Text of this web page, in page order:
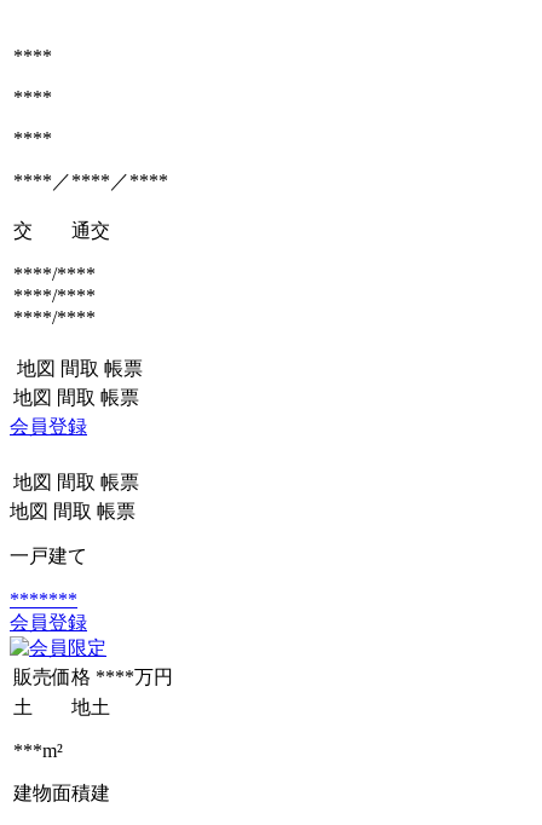
****
****
****
****／****／****
交 通交
****/****
****/****
****/****
地図 間取 帳票
地図 間取 帳票
会員登録
地図 間取 帳票
地図 間取 帳票
一戸建て
*******
会員登録
販売価格 ****万円
土 地土
***m²
建物面積建